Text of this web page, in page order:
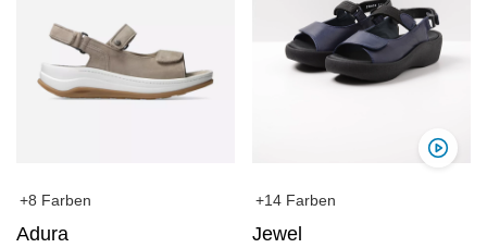
+8 Farben
Adura
+14 Farben
Jewel